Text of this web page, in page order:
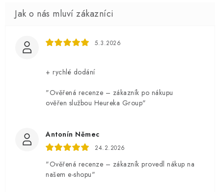
5.3.2026
+ rychlé dodání
"Ověřená recenze – zákazník po nákupu
ověřen službou Heureka Group"
Antonín Němec
24.2.2026
"Ověřená recenze – zákazník provedl nákup na
našem e-shopu"